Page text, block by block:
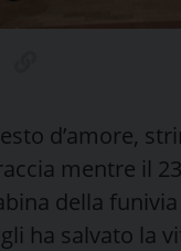
d’amore,
mentre il
della
ha salvato la